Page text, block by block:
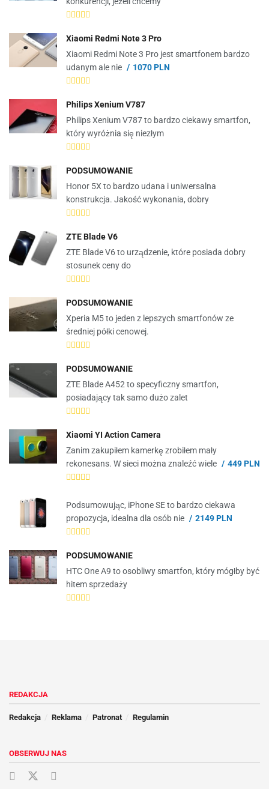
Xiaomi Redmi Note 3 Pro
Xiaomi Redmi Note 3 Pro jest smartfonem bardzo
udanym ale nie
1070 PLN
Philips Xenium V787
Philips Xenium V787 to bardzo ciekawy smartfon,
który wyróżnia się niezłym
PODSUMOWANIE
Honor 5X to bardzo udana i uniwersalna
konstrukcja. Jakość wykonania, dobry
ZTE Blade V6
ZTE Blade V6 to urządzenie, które posiada dobry
stosunek ceny do
PODSUMOWANIE
Xperia M5 to jeden z lepszych smartfonów ze
średniej półki cenowej.
PODSUMOWANIE
ZTE Blade A452 to specyficzny smartfon,
posiadający tak samo dużo zalet
Xiaomi YI Action Camera
Zanim zakupiłem kamerkę zrobiłem mały
rekonesans. W sieci można znaleźć wiele
449 PLN
Podsumowując, iPhone SE to bardzo ciekawa
propozycja, idealna dla osób nie
2149 PLN
PODSUMOWANIE
HTC One A9 to osobliwy smartfon, który mógłby być
hitem sprzedaży
REDAKCJA
Redakcja Reklama Patronat Regulamin
OBSERWUJ NAS